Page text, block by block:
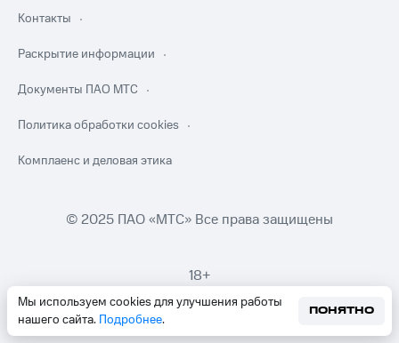
Мы используем cookies для улучшения работы
нашего сайта. Подробнее.
ПОНЯТНО
Контакты
Раскрытие информации
Документы ПАО МТС
Политика обработки cookies
Комплаенс и деловая этика
© 2025 ПАО «МТС» Все права защищены
18+